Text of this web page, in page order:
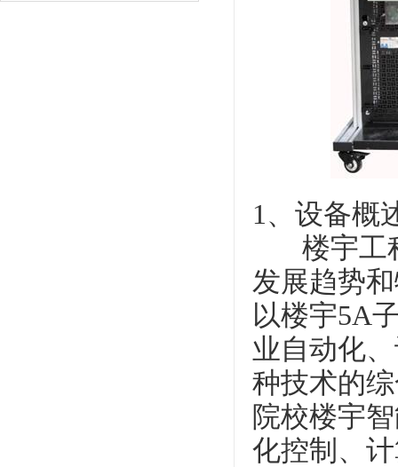
1、设备概
楼宇工程
发展趋势
以楼宇5A
业自动化
种技术的
院校楼宇
化控制、